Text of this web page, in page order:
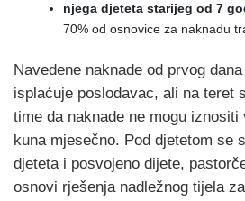
njega djeteta starijeg od 7
70% od osnovice za naknadu
Navedene naknade od prvog
isplaćuje poslodavac, ali na teret
time da naknade ne mogu iznositi
kuna mjesečno. Pod djetetom se
djeteta i posvojeno dijete,
osnovi rješenja nadležnog tijela